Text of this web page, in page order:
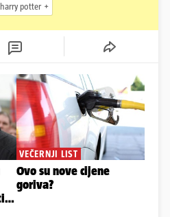
harry potter